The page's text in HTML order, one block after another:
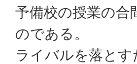
予備校の授業の
のである。
ライバルを落と